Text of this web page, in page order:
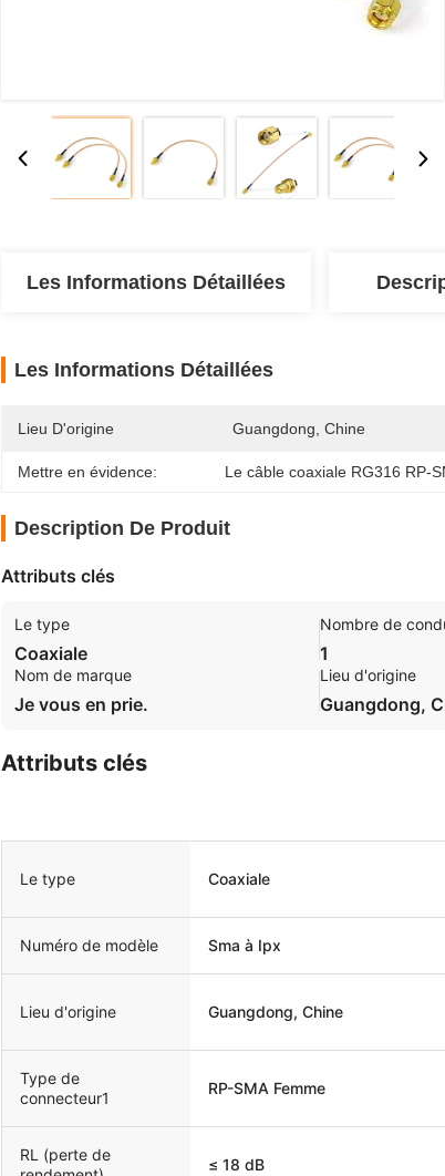
Les Informations Détaillées
Les Informations Détaillées
Lieu D'origine Guangdong, Chine
Mettre en évidence: Le câble coaxiale RG316 RP-
Description De Produit
Attributs clés
Le type
Coaxiale
Nombre de
1
Nom de marque
Je vous en prie.
Lieu d'origine
Guangdong,
Attributs clés
Le type Coaxiale
Numéro de modèle Sma à Ipx
Lieu d'origine Guangdong, Chine
Type de
connecteur1
RP-SMA Femme
RL (perte de
≤ 18 dB